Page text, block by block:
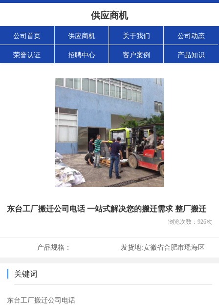
供应商机
公司首页 供应商机 关于我们 公司动态
荣誉认证 招聘中心 客户案例 产品知识
东台工厂搬迁公司电话 一站式解决您的搬迁需求 整厂搬迁
浏览次数： 926次
产品规格： 发货地:安徽省合肥市瑶海区
关键词
东台工厂搬迁公司电话